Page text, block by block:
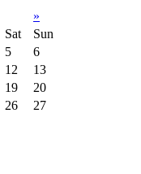
»
Sat
Sun
5
6
12
13
19
20
26
27